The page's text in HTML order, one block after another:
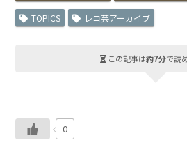
TOPICS レコ芸アーカイブ
この記事は約7分で読
0